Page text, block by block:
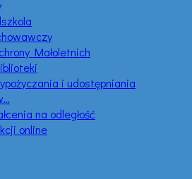
Małoletnich
i udostępniania
na odległość
online